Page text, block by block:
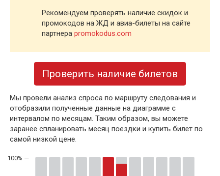
Рекомендуем проверять наличие скидок и
промокодов на ЖД и авиа-билеты на сайте
партнера promokodus.com
Проверить наличие билетов
Мы провели анализ спроса по маршруту следования и
отобразили полученные данные на диаграмме с
интервалом по месяцам. Таким образом, вы можете
заранее спланировать месяц поездки и купить билет по
самой низкой цене.